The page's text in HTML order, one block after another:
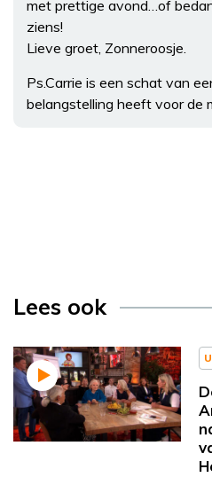
met prettige avond…of
ziens!
Lieve groet, Zonneroosje.
Ps.Carrie is een schat van
belangstelling heeft voor de
Lees ook